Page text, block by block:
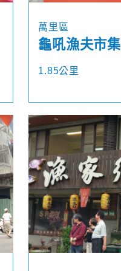
萬里區
龜吼漁夫市集
1.85公里